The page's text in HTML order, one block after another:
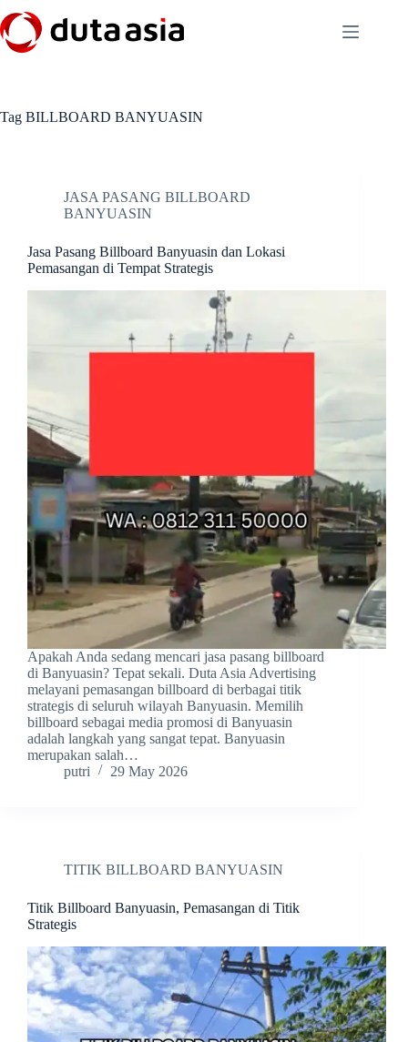
to
content
Tag BILLBOARD BANYUASIN
JASA PASANG BILLBOARD
BANYUASIN
Jasa Pasang Billboard Banyuasin dan Lokasi
Pemasangan di Tempat Strategis
Apakah Anda sedang mencari jasa pasang billboard
di Banyuasin? Tepat sekali. Duta Asia Advertising
melayani pemasangan billboard di berbagai titik
strategis di seluruh wilayah Banyuasin. Memilih
billboard sebagai media promosi di Banyuasin
adalah langkah yang sangat tepat. Banyuasin
merupakan salah…
putri
29 May 2026
TITIK BILLBOARD BANYUASIN
Titik Billboard Banyuasin, Pemasangan di Titik
Strategis